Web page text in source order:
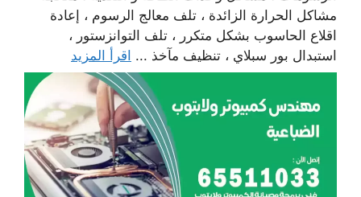
مشاكل الحرارة الزائدة ، تلف معالج الرسوم ، إعادة
اقلاع الحاسوب بشكل متكرر ، تلف التوانزستور ،
استبدال بور سبلاي ، تنظيف مآخذ ... اقرأ المزيد